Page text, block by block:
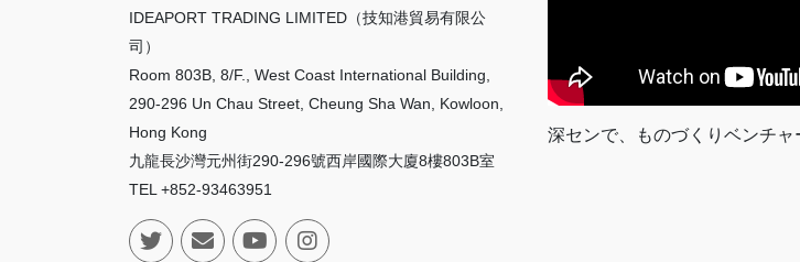
IDEAPORT TRADING LIMITED（技知港貿易有限公
司）
Room 803B, 8/F., West Coast International Building,
290-296 Un Chau Street, Cheung Sha Wan, Kowloon,
Hong Kong
九龍長沙灣元州街290-296號西岸國際大廈8樓803B室
TEL +852-93463951
深センで、ものづくりベンチ